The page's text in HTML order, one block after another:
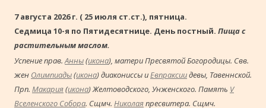
7 августа 2026 г. ( 25 июля ст.ст.), пятница.
Седмица 10-я по Пятидесятнице. День постный. Пища с
растительным маслом.
Успение прав.Анны(икона), матери Пресвятой Богородицы. Свв.
жен Олимпиады(икона) диакониссы иЕвпраксиидевы, Тавеннской.
Прп. Макария(икона) Желтоводского, Унженского. Память V
Вселенского Собора. Сщмч. Николаяпресвитера. Сщмч.